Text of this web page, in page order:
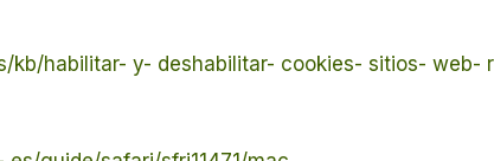
kb/habilitar- y- deshabilitar- cookies- sitios- web-